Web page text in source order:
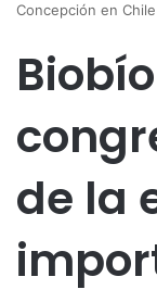
Concepción en Chile
de la